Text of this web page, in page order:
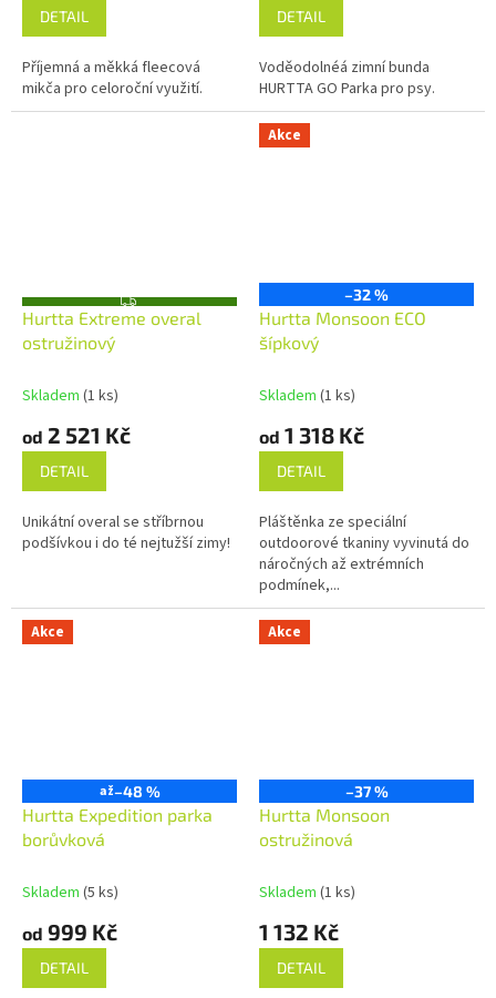
DETAIL
Příjemná a měkká fleecová
mikča pro celoroční využití.
DETAIL
Voděodolnéá zimní bunda
HURTTA GO Parka pro psy.
Z
D
Hurtta Extreme overal
ostružinový
Skladem (1 ks)
od 2 521 Kč
DETAIL
Unikátní overal se stříbrnou
podšívkou i do té nejtužší zimy!
Akce
–32 %
Hurtta Monsoon ECO
šípkový
Skladem (1 ks)
od 1 318 Kč
DETAIL
Pláštěnka ze speciální
outdoorové tkaniny vyvinutá do
náročných až extrémních
podmínek,...
Akce
až–48 %
Hurtta Expedition parka
borůvková
Skladem (5 ks)
od 999 Kč
DETAIL
Akce
–37 %
Hurtta Monsoon
ostružinová
Skladem (1 ks)
1 132 Kč
DETAIL